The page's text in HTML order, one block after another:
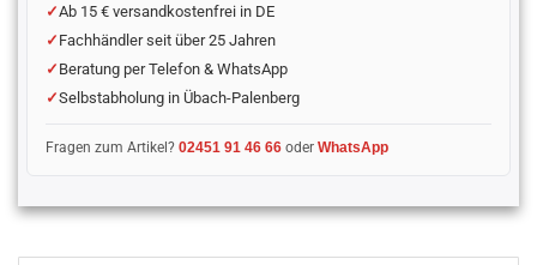
Ab 15 € versandkostenfrei in DE
Fachhändler seit über 25 Jahren
Beratung per Telefon & WhatsApp
Selbstabholung in Übach-Palenberg
Fragen zum Artikel?02451 91 46 66 oderWhatsApp